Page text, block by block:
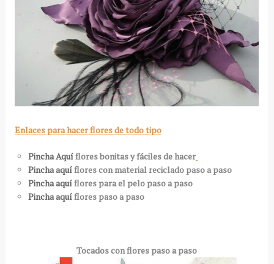
Enlaces para hacer flores de todo tipo
Pincha Aquíflores bonitas y fáciles de hacer
Pincha aquíflores con material reciclado paso a paso
Pincha aquíflores para el pelo paso a paso
Pincha aquíflores paso a paso
Tocados con flores paso a paso